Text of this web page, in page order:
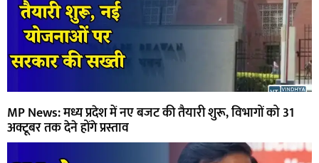
MP News: मध्य प्रदेश में नए बजट की तैयारी शुरू, विभागों को 31
अक्टूबर तक देने होंगे प्रस्ताव